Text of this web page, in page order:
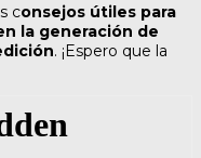
consejos útiles para
la generación de
. ¡Espero que la